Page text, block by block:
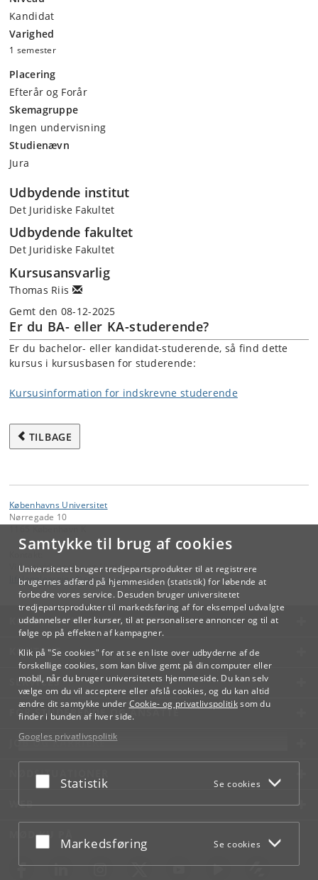
Samtykke til brug af cookies
Universitetet bruger tredjepartsprodukter til at registrere
brugernes adfærd på hjemmesiden (statistik) for løbende at
forbedre vores service. Desuden bruger universitetet
tredjepartsprodukter til markedsføring af for eksempel udvalgte
uddannelser eller kurser, til at personalisere annoncer og til at
følge op på effekten af kampagner.
Klik på "Se cookies" for at se en liste over udbyderne af de
forskellige cookies, som kan blive gemt på din computer eller
mobil, når du bruger universitetets hjemmeside. Du kan selv
vælge om du vil acceptere eller afslå cookies, og du kan altid
ændre dit samtykke under Cookie- og privatlivspolitiksom du
finder i bunden af hver side.
Googles privatlivspolitik
Acceptér eller afslå
Statistik Se cookies
Acceptér eller afslå
Markedsføring Se cookies
Kandidat
Varighed
1 semester
Placering
Efterår og Forår
Skemagruppe
Ingen undervisning
Studienævn
Jura
Udbydende institut
Det Juridiske Fakultet
Udbydende fakultet
Det Juridiske Fakultet
Kursusansvarlig
Thomas Riis
Gemt den 08-12-2025
Er du BA- eller KA-studerende?
Er du bachelor- eller kandidat-studerende, så find dette
kursus i kursusbasen for studerende:
Kursusinformation for indskrevne studerende
TILBAGE
Københavns Universitet
Nørregade 10
Videreuddannelse og Livslang Læring
lifelonglearning@adm.ku.dk
KØBENHAVNS UNIVERSITET
KONTAKT
SERVICES
FOR STUDERENDE OG ANSATTE
JOB OG KARRIERE
NØDSITUATIONER
WEB
MØD KU PÅ